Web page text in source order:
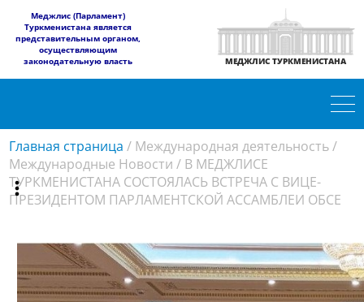
​Меджлис (Парламент)
Туркменистана является
представительным органом,
осуществляющим
законодательную власть
МЕДЖЛИС ТУРКМЕНИСТАНА
Главная страница / Международная деятельность/
Международные Новости / В МЕДЖЛИСЕ
ТУРКМЕНИСТАНА СОСТОЯЛАСЬ ВСТРЕЧА С ВИЦЕ-
ПРЕЗИДЕНТОМ ПАРЛАМЕНТСКОЙ АССАМБЛЕИ ОБСЕ